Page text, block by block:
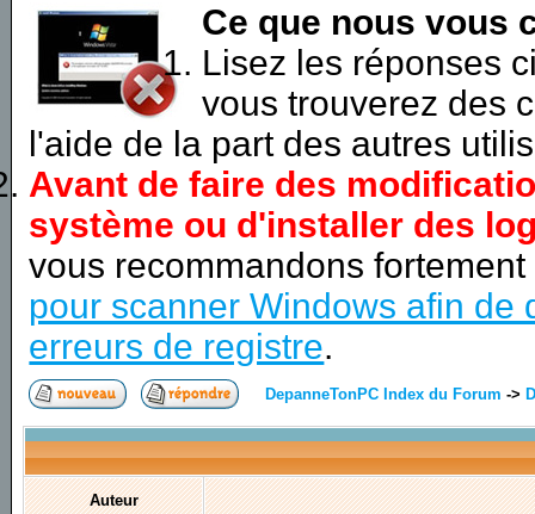
Ce que nous vous
Lisez les réponses
vous trouverez des
l'aide de la part des autres
Avant de faire des
système ou d'installer des
vous recommandons
pour scanner Windows afin de
erreurs de registre.
DepanneTonPC Index du Forum ->
Auteur